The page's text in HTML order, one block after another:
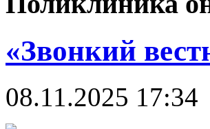
«Звонкий
08.11.2025 17:34